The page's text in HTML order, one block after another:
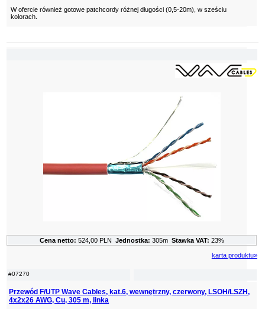
W ofercie również gotowe patchcordy różnej długości (0,5-20m), w sześciu
kolorach.
#07270
Przewód F/UTP Wave Cables, kat.6, wewnętrzny, czerwony, LSOH/LSZH,
4x2x26 AWG, Cu, 305 m, linka
Cena netto: 524,00 PLN Jednostka: 305m Stawka VAT: 23%
karta produktu»